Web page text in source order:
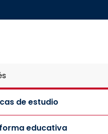
de estudio
educativa